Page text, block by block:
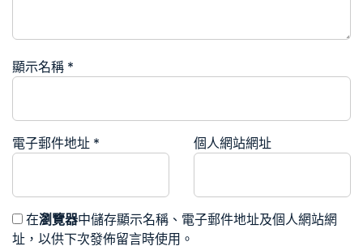
顯示名稱 *
電子郵件地址 * 個人網站網址
在瀏覽器中儲存顯示名稱、電子郵件地址及個人網站網
址，以供下次發佈留言時使用。